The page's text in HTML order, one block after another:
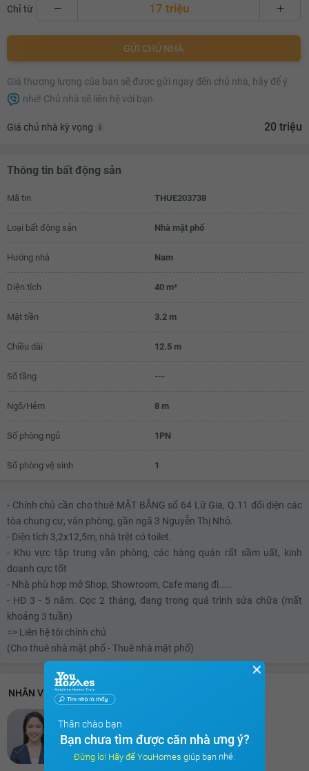
Chỉ từ 17 triệu
17.2 triệu
17.8 triệu
17.9 triệu
18.4 triệu
18.5 triệu
18.6 triệu
18.9 triệu
19 triệu
19.1 triệu
19.2 triệu
19.3 triệu
19.5 triệu
19.9 triệu
GỬI CHỦ NHÀ
Giá thương lượng của bạn sẽ được gửi ngay đến chủ nhà, hãy để ý
nhé! Chủ nhà sẽ liên hệ với bạn.
Giá chủ nhà kỳ vọng 20 triệu
Thông tin bất động sản
Mã tin THUE203738
Loại bất động sản Nhà mặt phố
Hướng nhà Nam
Diện tích 40 m²
Mặt tiền 3.2 m
Chiều dài 12.5 m
Số tầng ---
Ngõ/Hẻm 8 m
Số phòng ngủ 1PN
Số phòng vệ sinh 1
- Chính chủ cần cho thuê MẶT BẰNG số 64 Lữ Gia, Q.11 đối diện các
tòa chung cư, văn phòng, gần ngã 3 Nguyễn Thị Nhỏ.
- Diện tích 3,2x12,5m, nhà trệt có toilet.
- Khu vực tập trung văn phòng, các hàng quán rất sầm uất, kinh
doanh cực tốt
- Nhà phù hợp mở Shop, Showroom, Cafe mang đi.....
- HĐ 3 - 5 năm. Cọc 2 tháng, đang trong quá trình sửa chữa (mất
khoảng 3 tuần)
=> Liên hệ tôi chính chủ
(Cho thuê nhà mặt phố - Thuê nhà mặt phố)
NHÂN VIÊN HỖ TRỢ 24/7
Thu Vân
Chuyên viên CSKH xuất sắc nhất 2025
2736 khách hàng cảm thấy hài lòng
✕
Thân chào bạn
Bạn chưa tìm được căn nhà ưng ý?
Đừng lo! Hãy để YouHomes giúp bạn nhé.